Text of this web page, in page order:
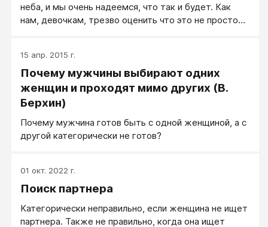
неба, и мы очень надеемся, что так и будет. Как
нам, девочкам, трезво оценить что это не просто
и силы на все то, что он говорит в конфетно-
букетный период?
15 апр. 2015 г.
Почему мужчины выбирают одних
женщин и проходят мимо других (В.
Берхин)
Почему мужчина готов быть с одной женщиной, а с
другой категорически не готов?
01 окт. 2022 г.
Поиск партнера
Категорически неправильно, если женщина не ищет
партнера. Также не правильно, когда она ищет